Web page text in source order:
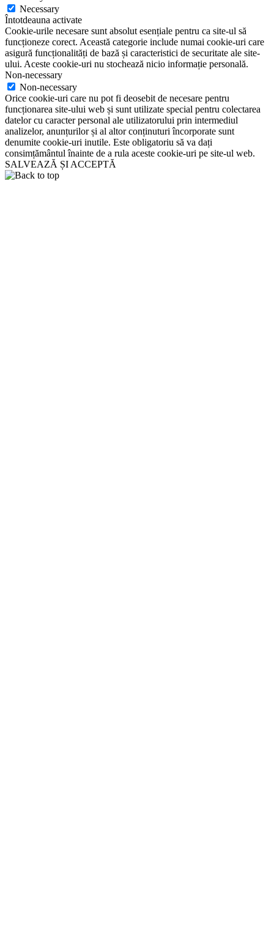
Necessary
Întotdeauna activate
Cookie-urile necesare sunt absolut esențiale pentru ca site-ul să
funcționeze corect. Această categorie include numai cookie-uri care
asigură funcționalități de bază și caracteristici de securitate ale site-
ului. Aceste cookie-uri nu stochează nicio informație personală.
Non-necessary
Non-necessary
Orice cookie-uri care nu pot fi deosebit de necesare pentru
funcționarea site-ului web și sunt utilizate special pentru colectarea
datelor cu caracter personal ale utilizatorului prin intermediul
analizelor, anunțurilor și al altor conținuturi încorporate sunt
denumite cookie-uri inutile. Este obligatoriu să va dați
consimțământul înainte de a rula aceste cookie-uri pe site-ul web.
SALVEAZĂ ȘI ACCEPTĂ